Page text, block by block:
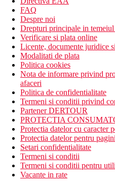
baschet
volei pe plaja
tenis
tenis de masa
magazin de suveniruri
Descrierea plajei
plaja cu nisip fin alb
Activitati gratuite
fitness
biliard
darts
tenis de masa
tenis la lumina zilei
badminton
baschet
volei pe plaja
echipament de
FAQ
Despre noi
Drepturi principale in
Verificare si plata online
Licente, documente juridice
Modalitati de plata
Politica cookies
Nota de informare privind
afaceri
Politica de confidentialitate
Termeni si conditii privind
Partener DERTOUR
PROTECTIA
Protectia datelor cu caracter
Protectia datelor pentru
Setari confidentialitate
Termeni si conditii
Termeni si conditii pentru
Vacante in rate